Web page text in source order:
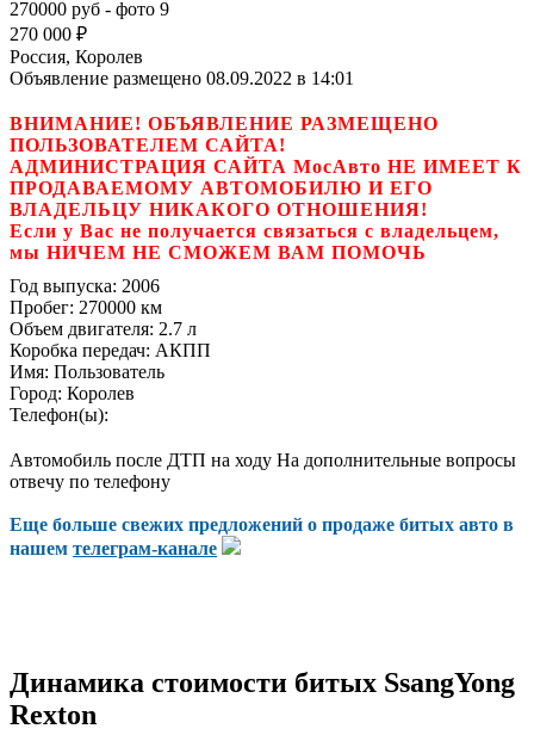
270 000 ₽
Россия, Королев
Объявление размещено 08.09.2022 в 14:01
ВНИМАНИЕ! ОБЪЯВЛЕНИЕ РАЗМЕЩЕНО
ПОЛЬЗОВАТЕЛЕМ САЙТА!
АДМИНИСТРАЦИЯ САЙТА МосАвто НЕ ИМЕЕТ К
ПРОДАВАЕМОМУ АВТОМОБИЛЮ И ЕГО
ВЛАДЕЛЬЦУ НИКАКОГО ОТНОШЕНИЯ!
Если у Вас не получается связаться с владельцем,
мы НИЧЕМ НЕ СМОЖЕМ ВАМ ПОМОЧЬ
Год выпуска: 2006
Пробег: 270000 км
Объем двигателя: 2.7 л
Коробка передач: АКПП
Имя: Пользователь
Город: Королев
Телефон(ы):
Автомобиль после ДТП на ходу На дополнительные вопросы
отвечу по телефону
Еще больше свежих предложений о продаже битых авто в
нашем телеграм-канале
Динамика стоимости битых SsangYong
Rexton